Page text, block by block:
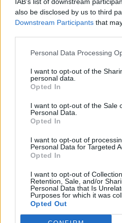
also be disclosed by us to third
Downstream Participants that
Personal Data Processing
I want to opt-out of the
personal data.
Opted In
I want to opt-out of the Sale
Personal Data.
Opted In
I want to opt-out of
Personal Data for Targeted
Opted In
I want to opt-out of
Retention, Sale, and/or
Personal Data that Is
Purposes for which it was
Opted Out
vaiko gyvybių išgelbėti
Žinios | Lietuvos diena
Savaitės vidurys nusimato
32 laipsnių šilumos
Žinios | Orai
Nufilmavo, kaip patvino
Žinios | Lietuvos diena
Avarija Vilniuje: į stotelę
dvi moteris
Žinios | Lietuvos diena